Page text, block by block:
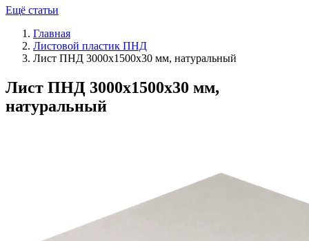
Ещё статьи
Главная
Листовой пластик ПНД
Лист ПНД 3000x1500x30 мм, натуральный
Лист ПНД 3000x1500x30 мм,
натуральный